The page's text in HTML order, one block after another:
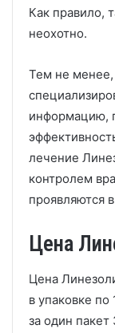
Как правило,
неохотно.
Тем не менее,
информацию,
лечение
контролем
проявляются
Цена
Цена
в упаковке по
за один пакет